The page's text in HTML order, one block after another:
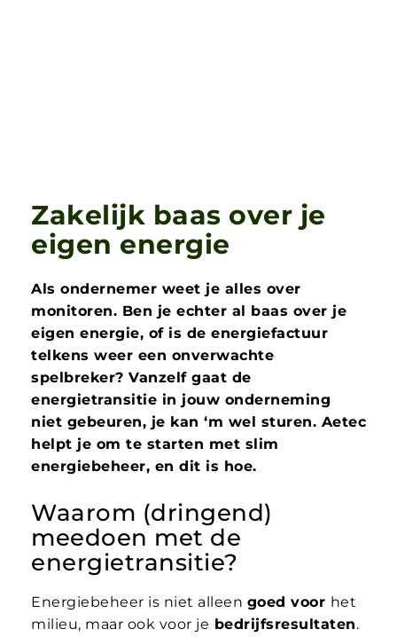
Zakelijk baas over je
eigen energie
Als ondernemer weet je alles over
monitoren. Ben je echter al baas over je
eigen energie, of is de energiefactuur
telkens weer een onverwachte
spelbreker? Vanzelf gaat de
energietransitie in jouw onderneming
niet gebeuren, je kan ‘m wel sturen. Aetec
helpt je om te starten met slim
energiebeheer, en dit is hoe.
Waarom (dringend)
meedoen met de
energietransitie?
Energiebeheer is niet alleen goed voor het
milieu, maar ook voor je bedrijfsresultaten.